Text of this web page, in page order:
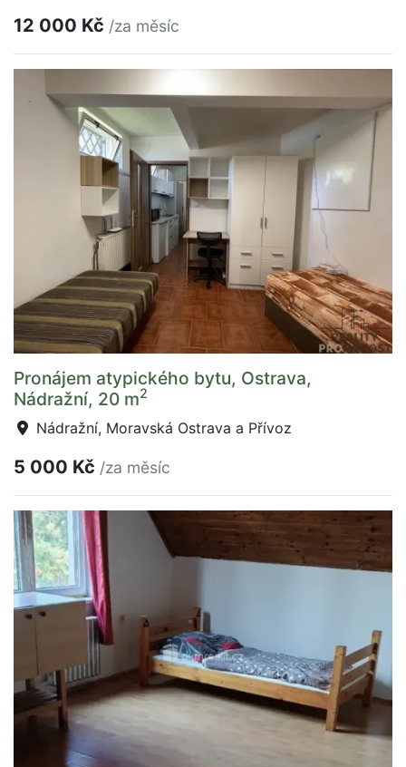
12 000 Kč /za měsíc
Pronájem atypického bytu, Ostrava,
Nádražní, 20 m2
Nádražní, Moravská Ostrava a Přívoz
5 000 Kč /za měsíc